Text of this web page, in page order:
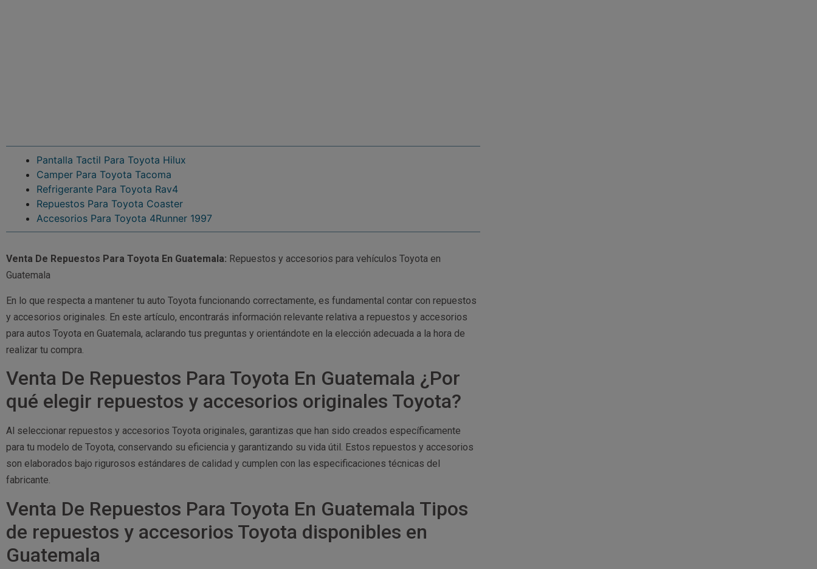
Pantalla Tactil Para Toyota Hilux
Camper Para Toyota Tacoma
Refrigerante Para Toyota Rav4
Repuestos Para Toyota Coaster
Accesorios Para Toyota 4Runner 1997
Venta De Repuestos Para Toyota En Guatemala: Repuestos y accesorios para vehículos Toyota en
Guatemala
En lo que respecta a mantener tu auto Toyota funcionando correctamente, es fundamental contar con repuestos
y accesorios originales. En este artículo, encontrarás información relevante relativa a repuestos y accesorios
para autos Toyota en Guatemala, aclarando tus preguntas y orientándote en la elección adecuada a la hora de
realizar tu compra.
Venta De Repuestos Para Toyota En Guatemala ¿Por
qué elegir repuestos y accesorios originales Toyota?
Al seleccionar repuestos y accesorios Toyota originales, garantizas que han sido creados específicamente
para tu modelo de Toyota, conservando su eficiencia y garantizando su vida útil. Estos repuestos y accesorios
son elaborados bajo rigurosos estándares de calidad y cumplen con las especificaciones técnicas del
fabricante.
Venta De Repuestos Para Toyota En Guatemala Tipos
de repuestos y accesorios Toyota disponibles en
Guatemala